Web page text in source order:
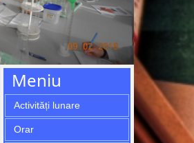
Meniu
Activități lunare
Orar